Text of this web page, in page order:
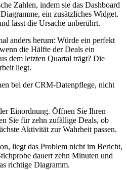
Zahlen, indem sie das Dashboard
ein zusätzliches Widget.
lässt die Ursache unberührt.
anders herum: Würde ein perfekt
die Hälfte der Deals ein
dem letzten Quartal trägt? Die
liegt.
bei der CRM-Datenpflege, nicht
Einordnung. Öffnen Sie Ihren
Sie für zehn zufällige Deals, ob
Aktivität zur Wahrheit passen.
liegt das Problem nicht im Bericht,
dauert zehn Minuten und
richtige Diagramm.